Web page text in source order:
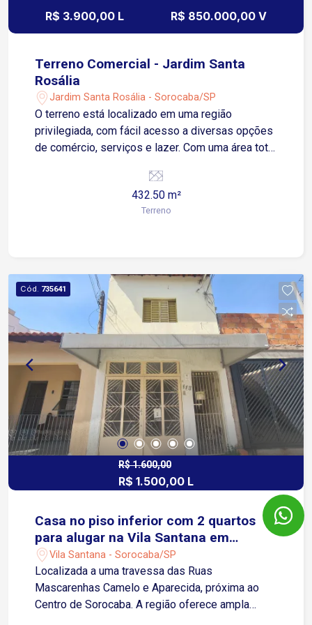
R$ 3.900,00 L R$ 850.000,00 V
Terreno Comercial - Jardim Santa
Rosália
Jardim Santa Rosália - Sorocaba/SP
O terreno está localizado em uma região
privilegiada, com fácil acesso a diversas opções
de comércio, serviços e lazer. Com uma área total
busca espaço e tranquilidade em meio à cidade.
Se você está interessado em locar ou comprar
este terreno, não perca mais tempo e entre em
desejados de Sorocaba!
432.50 m²
Terreno
Cód. 735641
R$ 1.600,00
R$ 1.500,00 L
Casa no piso inferior com 2 quartos
para alugar na Vila Santana em
Sorocaba/SP
Vila Santana - Sorocaba/SP
Localizada a uma travessa das Ruas
Mascarenhas Camelo e Aparecida, próxima ao
Centro de Sorocaba. A região oferece ampla